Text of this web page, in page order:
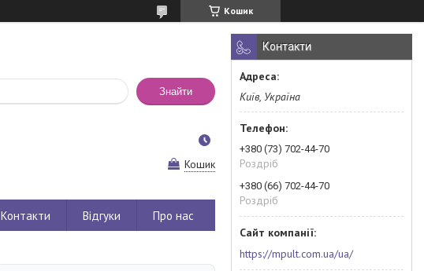
Кошик
Знайти
Кошик
Контакти Відгуки Про нас
Контакти
Київ, Україна
+380 (73) 702-44-70
Роздріб
+380 (66) 702-44-70
Роздріб
https://mpult.com.ua/ua/